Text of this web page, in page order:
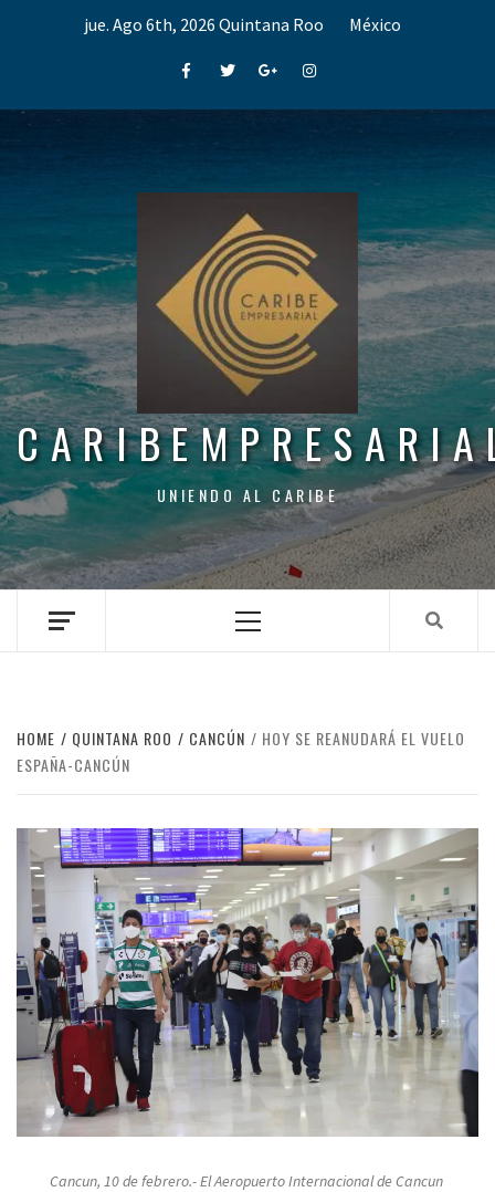
jue. Ago 6th, 2026 Quintana Roo México
FacebookTwitterGoogle+Instagram
UNIENDO AL CARIBE
Menu
HOME QUINTANA ROO CANCÚN
HOY SE REANUDARÁ EL VUELO
ESPAÑA-CANCÚN
Cancun, 10 de febrero.- El Aeropuerto Internacional de Cancun